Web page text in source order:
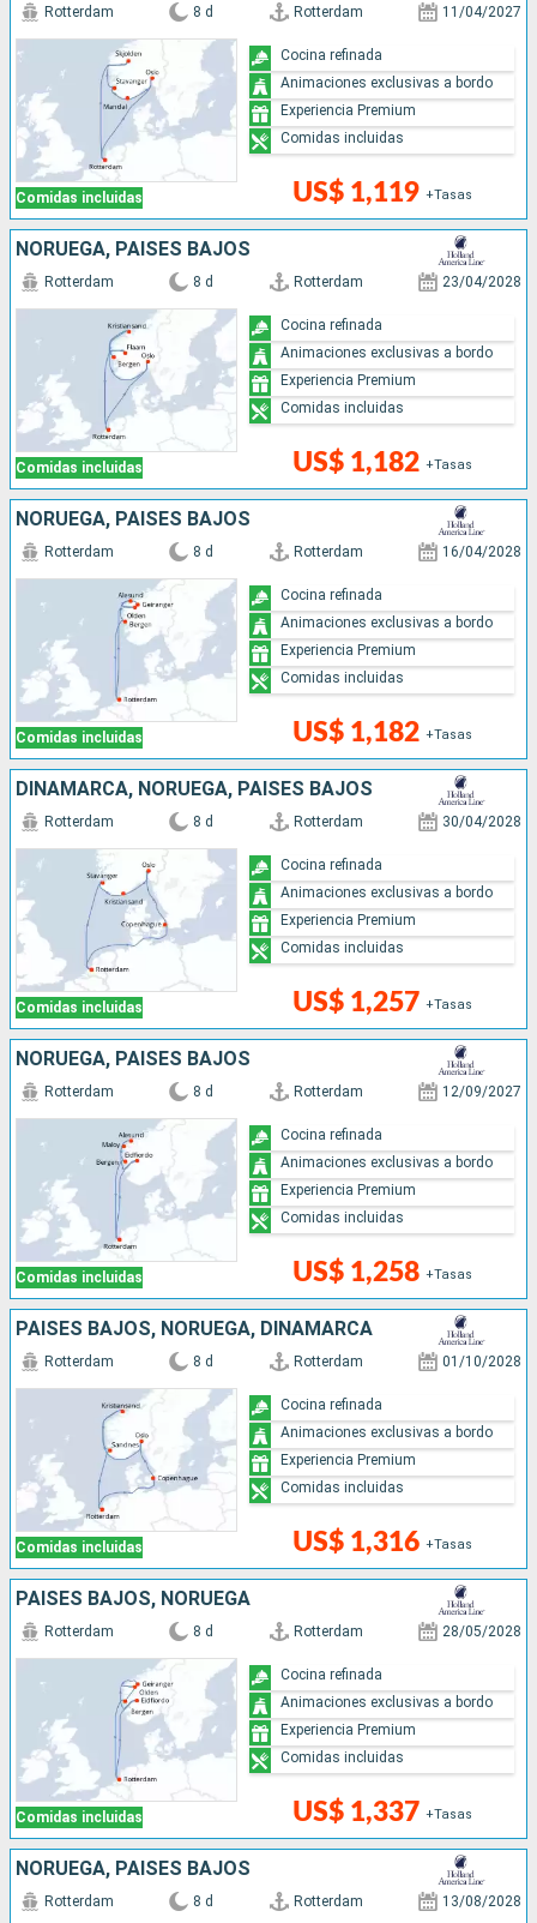
Comidas incluidas
Rotterdam 8 d Rotterdam 11/04/2027
US$ 1,119 +Tasas
Cocina refinada
Animaciones exclusivas a bordo
Experiencia Premium
Comidas incluidas
NORUEGA, PAISES BAJOS
Comidas incluidas
Rotterdam 8 d Rotterdam 23/04/2028
US$ 1,182 +Tasas
Cocina refinada
Animaciones exclusivas a bordo
Experiencia Premium
Comidas incluidas
NORUEGA, PAISES BAJOS
Comidas incluidas
Rotterdam 8 d Rotterdam 16/04/2028
US$ 1,182 +Tasas
Cocina refinada
Animaciones exclusivas a bordo
Experiencia Premium
Comidas incluidas
DINAMARCA, NORUEGA, PAISES BAJOS
Comidas incluidas
Rotterdam 8 d Rotterdam 30/04/2028
US$ 1,257 +Tasas
Cocina refinada
Animaciones exclusivas a bordo
Experiencia Premium
Comidas incluidas
NORUEGA, PAISES BAJOS
Comidas incluidas
Rotterdam 8 d Rotterdam 12/09/2027
US$ 1,258 +Tasas
Cocina refinada
Animaciones exclusivas a bordo
Experiencia Premium
Comidas incluidas
PAISES BAJOS, NORUEGA, DINAMARCA
Comidas incluidas
Rotterdam 8 d Rotterdam 01/10/2028
US$ 1,316 +Tasas
Cocina refinada
Animaciones exclusivas a bordo
Experiencia Premium
Comidas incluidas
PAISES BAJOS, NORUEGA
Comidas incluidas
Rotterdam 8 d Rotterdam 28/05/2028
US$ 1,337 +Tasas
Cocina refinada
Animaciones exclusivas a bordo
Experiencia Premium
Comidas incluidas
NORUEGA, PAISES BAJOS
Rotterdam 8 d Rotterdam 13/08/2028